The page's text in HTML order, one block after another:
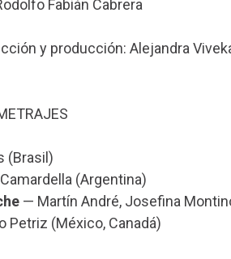
Fabián Cabrera
y producción: Alejandra
(Brasil)
(Argentina)
— Martín André, Josefina
Petriz (México, Canadá)